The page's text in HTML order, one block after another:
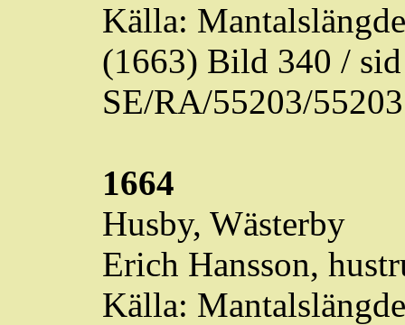
Källa:
(1663) Bild 340 /
SE/RA/55203/
1664
Husby, Wästerby
Erich Hansson,
Källa: